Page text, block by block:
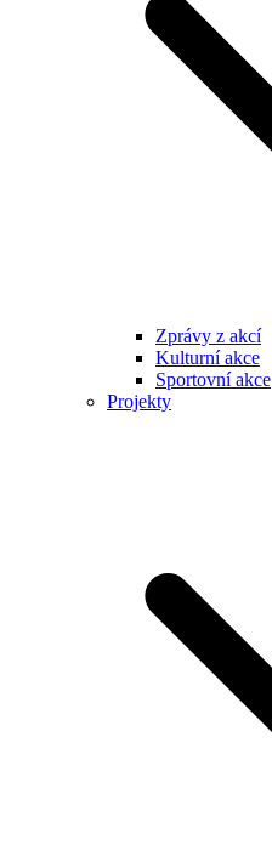
Zprávy z akcí
Kulturní akce
Sportovní akce
Projekty